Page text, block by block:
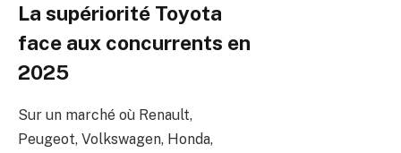
La supériorité Toyota
face aux concurrents en
2025
Sur un marché où Renault,
Peugeot, Volkswagen, Honda,